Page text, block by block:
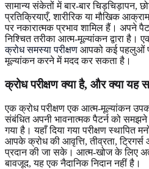
सामान्य संकेतों में बार-बार चिड़चिड़ापन,
प्रतिक्रियाएँ, शारीरिक या मौखिक
पर नकारात्मक प्रभाव शामिल हैं। अपने
निश्चित तरीका आत्म-मूल्यांकन द्वारा है।
क्रोध समस्या परीक्षण आपको कई पहलुओं
मूल्यांकन करने में मदद कर सकता है।
क्रोध परीक्षण क्या है, और क्या यह
एक क्रोध परीक्षण एक आत्म-मूल्यांकन
संबंधित अपनी भावनात्मक पैटर्न को
गया है। यहाँ दिया गया परीक्षण स्थापित
आपके क्रोध की आवृत्ति, तीव्रता, ट्रिगर्स
प्रदान की जा सके। आत्म-खोज के लिए
बावजूद, यह एक नैदानिक निदान नहीं है।